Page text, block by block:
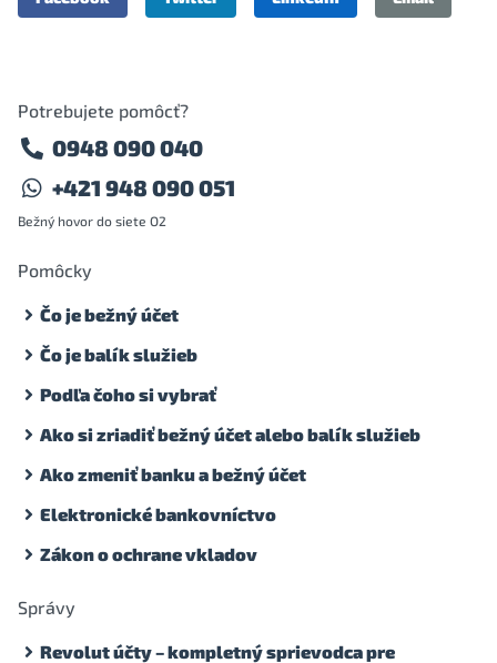
Potrebujete pomôcť?
0948 090 040
+421 948 090 051
Bežný hovor do siete O2
Pomôcky
Čo je bežný účet
Čo je balík služieb
Podľa čoho si vybrať
Ako si zriadiť bežný účet alebo balík služieb
Ako zmeniť banku a bežný účet
Elektronické bankovníctvo
Zákon o ochrane vkladov
Správy
Revolut účty – kompletný sprievodca pre